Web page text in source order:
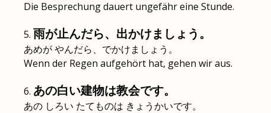
Die Besprechung dauert ungefähr eine Stunde.
雨が止んだら、出かけましょう。
あめが やんだら、でかけましょう。
Wenn der Regen aufgehört hat, gehen wir aus.
あの白い建物は教会です。
あの しろい たてものは きょうかいです。